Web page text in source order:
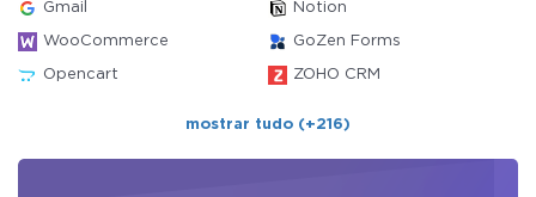
Gmail Notion
WooCommerce GoZen Forms
Opencart ZOHO CRM
mostrar tudo (+216)